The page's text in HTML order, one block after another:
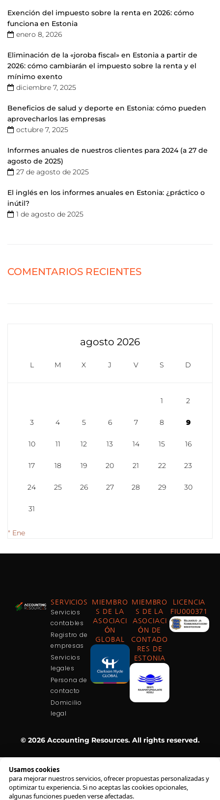
Usamos cookies
para mejorar nuestros servicios, ofrecer propuestas personalizadas y
optimizar tu experiencia. Si no aceptas las cookies opcionales,
algunas funciones pueden verse afectadas.
Exención del impuesto sobre la renta en 2026: cómo
funciona en Estonia
enero 8, 2026
Eliminación de la «joroba fiscal» en Estonia a partir de
2026: cómo cambiarán el impuesto sobre la renta y el
mínimo exento
diciembre 7, 2025
Beneficios de salud y deporte en Estonia: cómo pueden
aprovecharlos las empresas
octubre 7, 2025
Informes anuales de nuestros clientes para 2024 (a 27 de
agosto de 2025)
27 de agosto de 2025
El inglés en los informes anuales en Estonia: ¿práctico o
inútil?
1 de agosto de 2025
COMENTARIOS RECIENTES
agosto 2026
L M X J V S D
1 2
3 4 5 6 7 8 9
10 11 12 13 14 15 16
17 18 19 20 21 22 23
24 25 26 27 28 29 30
31
" Ene
SERVICIOS
Servicios
contables
Registro de
empresas
Servicios
legales
Persona de
contacto
Domicilio
legal
MIEMBRO
S DE LA
ASOCIACI
ÓN
GLOBAL
MIEMBRO
S DE LA
ASOCIACI
ÓN DE
CONTADO
RES DE
ESTONIA
LICENCIA
FIU000371
© 2026 Accounting Resources. All rights reserved.